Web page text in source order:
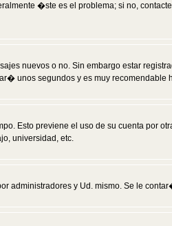
�ste es el problema; si no,
nuevos o no. Sin embargo estar
unos segundos y es muy recomendable
Esto previene el uso de su cuenta por
universidad, etc.
administradores y Ud. mismo. Se le